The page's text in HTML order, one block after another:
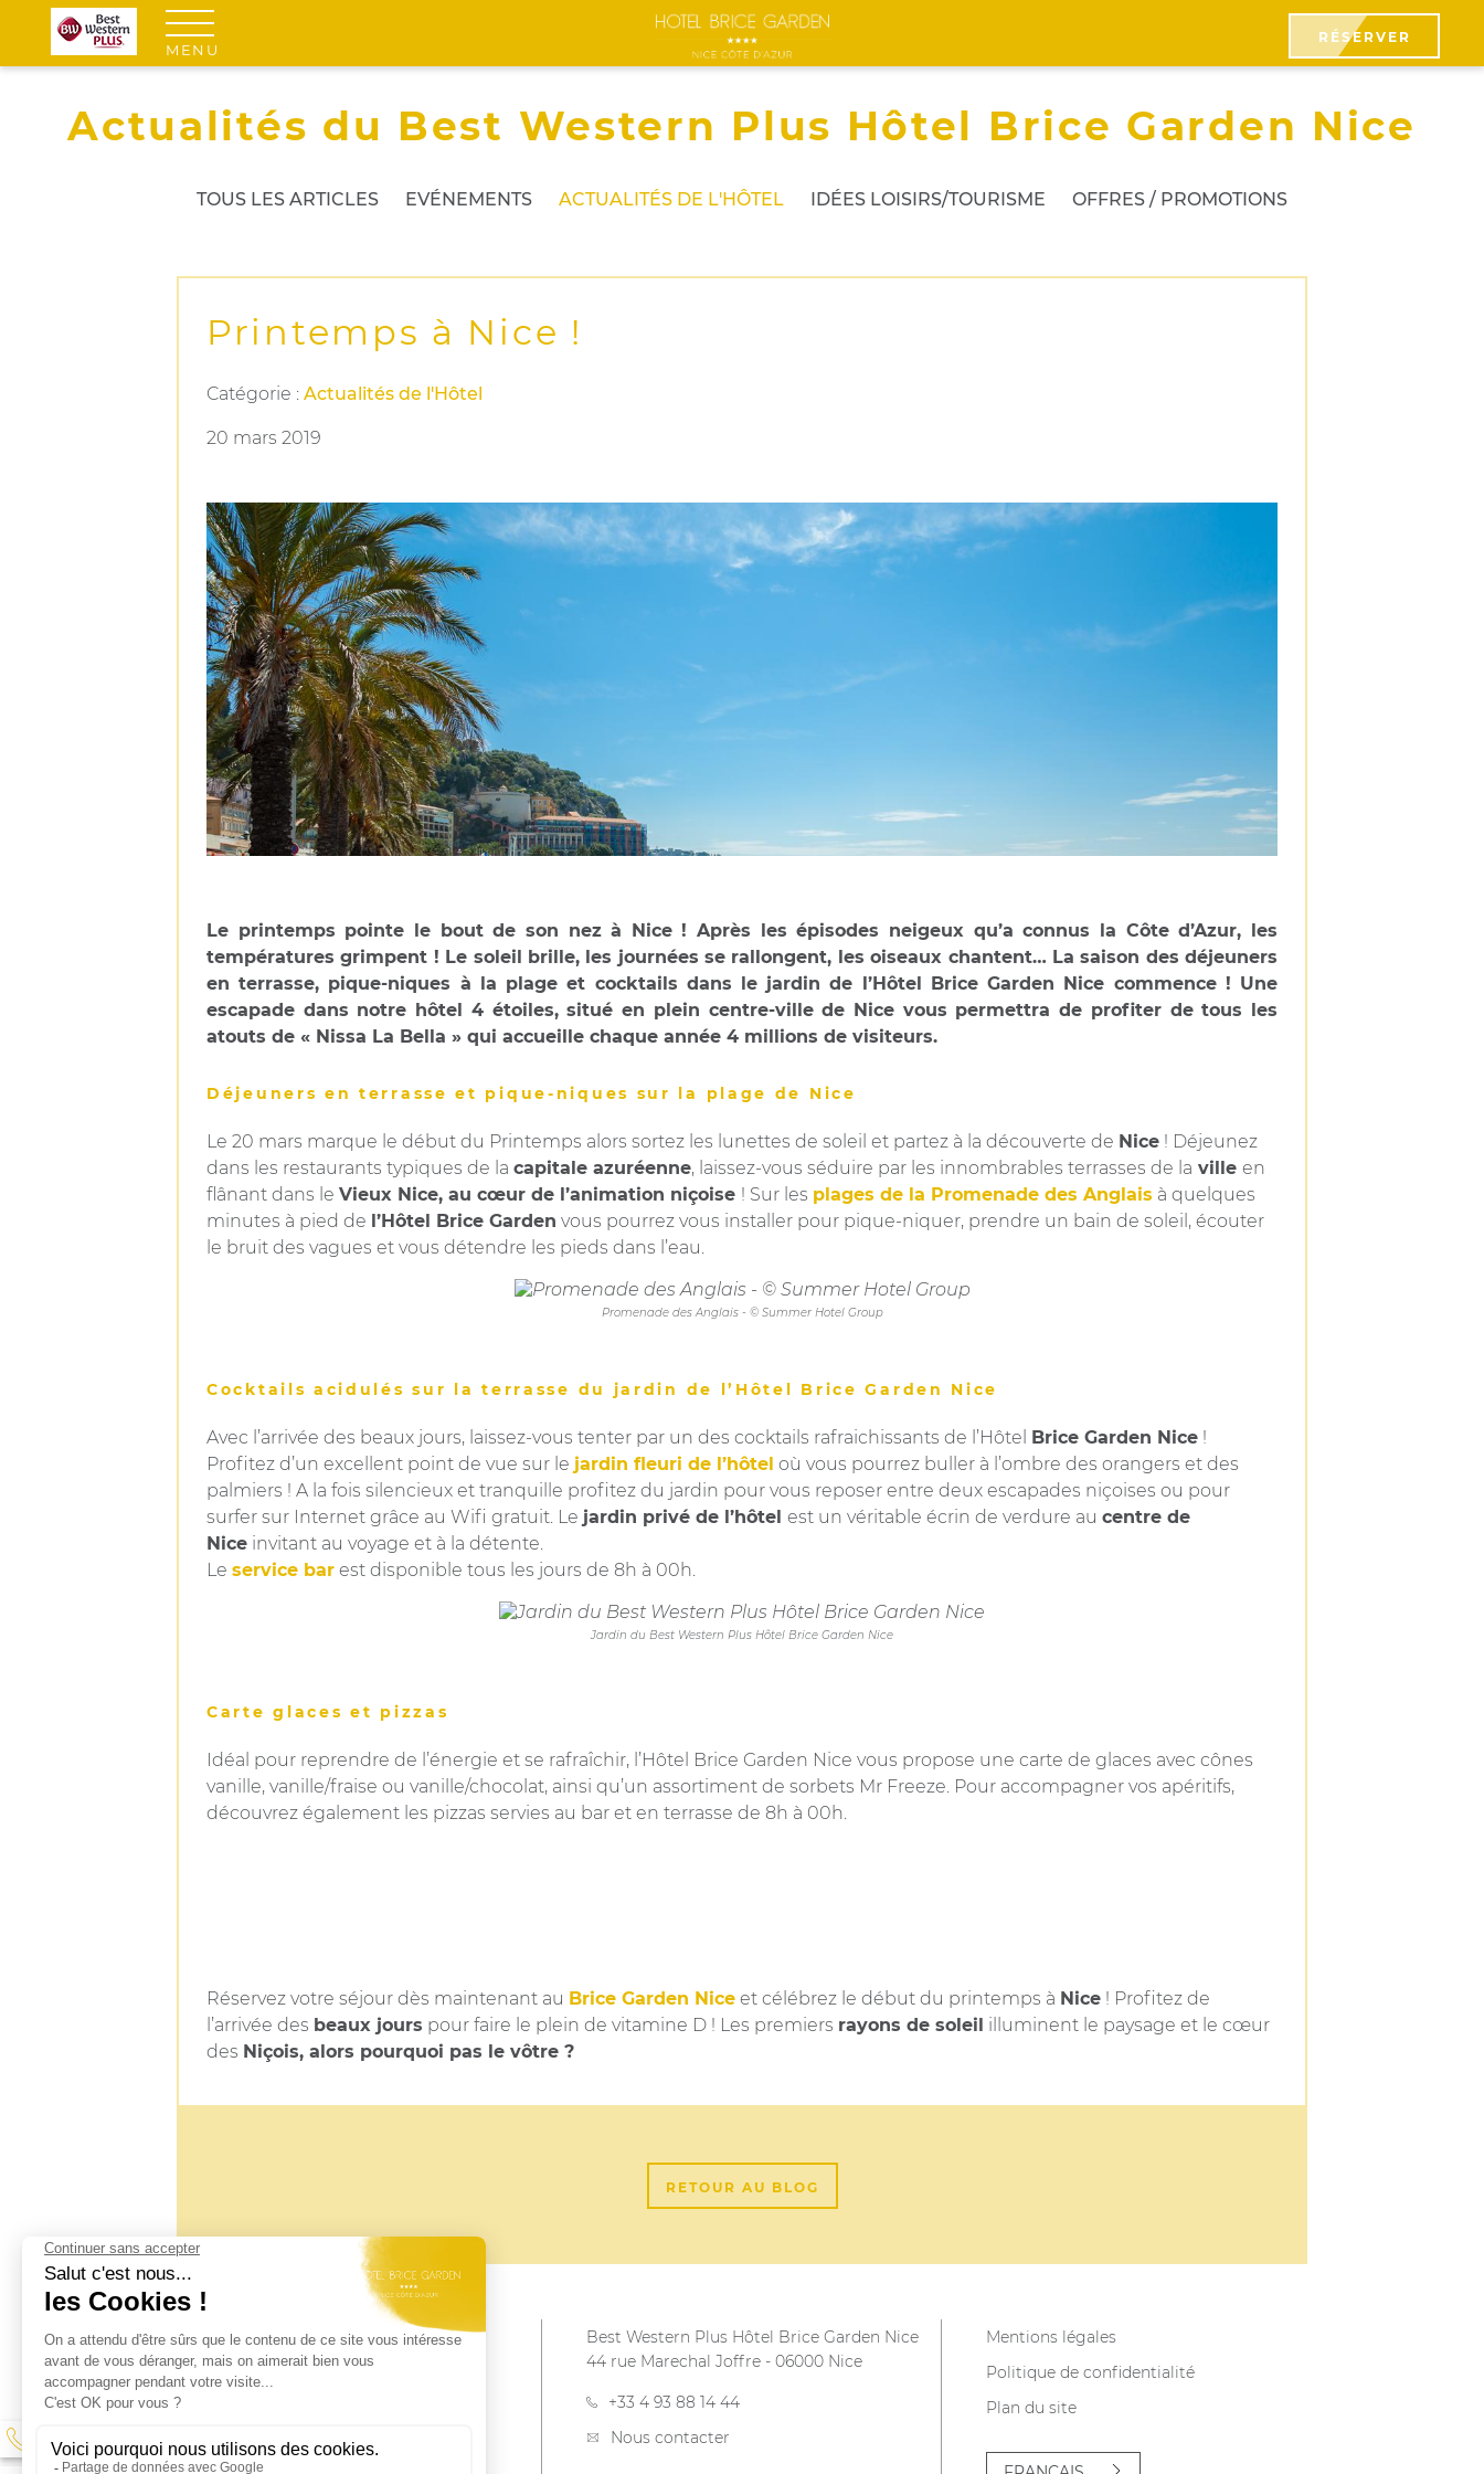
MENU
RÉSERVER
Actualités du Best Western Plus Hôtel Brice Garden Nice
TOUS LES ARTICLES EVÉNEMENTS ACTUALITÉS DE L'HÔTEL IDÉES LOISIRS/TOURISME OFFRES / PROMOTIONS
Printemps à Nice !
Catégorie : Actualités de l'Hôtel
20 mars 2019
Le printemps pointe le bout de son nez à Nice ! Après les épisodes neigeux qu’a connus la Côte d’Azur, les
températures grimpent ! Le soleil brille, les journées se rallongent, les oiseaux chantent… La saison des déjeuners
en terrasse, pique-niques à la plage et cocktails dans le jardin de l’Hôtel Brice Garden Nice commence ! Une
escapade dans notre hôtel 4 étoiles, situé en plein centre-ville de Nice vous permettra de profiter de tous les
atouts de « Nissa La Bella » qui accueille chaque année 4 millions de visiteurs.
Déjeuners en terrasse et pique-niques sur la plage de Nice
Le 20 mars marque le début du Printemps alors sortez les lunettes de soleil et partez à la découverte de Nice ! Déjeunez
dans les restaurants typiques de la capitale azuréenne, laissez-vous séduire par les innombrables terrasses de la ville en
flânant dans le Vieux Nice, au cœur de l’animation niçoise ! Sur les plages de la Promenade des Anglais à quelques
minutes à pied de l’Hôtel Brice Garden vous pourrez vous installer pour pique-niquer, prendre un bain de soleil, écouter
le bruit des vagues et vous détendre les pieds dans l’eau.
Promenade des Anglais - © Summer Hotel Group
Cocktails acidulés sur la terrasse du jardin de l’Hôtel Brice Garden Nice
Avec l’arrivée des beaux jours, laissez-vous tenter par un des cocktails rafraichissants de l’Hôtel Brice Garden Nice !
Profitez d’un excellent point de vue sur le jardin fleuri de l’hôtel où vous pourrez buller à l’ombre des orangers et des
palmiers ! A la fois silencieux et tranquille profitez du jardin pour vous reposer entre deux escapades niçoises ou pour
surfer sur Internet grâce au Wifi gratuit. Le jardin privé de l’hôtel est un véritable écrin de verdure au centre de
Nice invitant au voyage et à la détente.
Le service bar est disponible tous les jours de 8h à 00h.
Jardin du Best Western Plus Hôtel Brice Garden Nice
Carte glaces et pizzas
Idéal pour reprendre de l’énergie et se rafraîchir, l’Hôtel Brice Garden Nice vous propose une carte de glaces avec cônes
vanille, vanille/fraise ou vanille/chocolat, ainsi qu’un assortiment de sorbets Mr Freeze. Pour accompagner vos apéritifs,
découvrez également les pizzas servies au bar et en terrasse de 8h à 00h.
Réservez votre séjour dès maintenant au Brice Garden Nice et célébrez le début du printemps à Nice ! Profitez de
l’arrivée des beaux jours pour faire le plein de vitamine D ! Les premiers rayons de soleil illuminent le paysage et le cœur
des Niçois, alors pourquoi pas le vôtre ?
RETOUR AU BLOG
Best Western Plus Hôtel Brice Garden Nice
44 rue Marechal Joffre -06000 Nice
+33 4 93 88 14 44
Nous contacter
Mentions légales
Politique de confidentialité
Plan du site